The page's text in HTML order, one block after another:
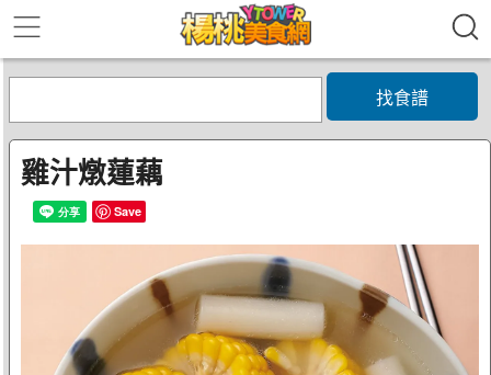
找食譜
雞汁燉蓮藕
Save